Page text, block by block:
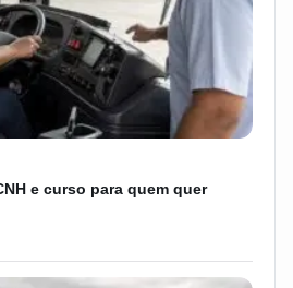
e curso para quem quer